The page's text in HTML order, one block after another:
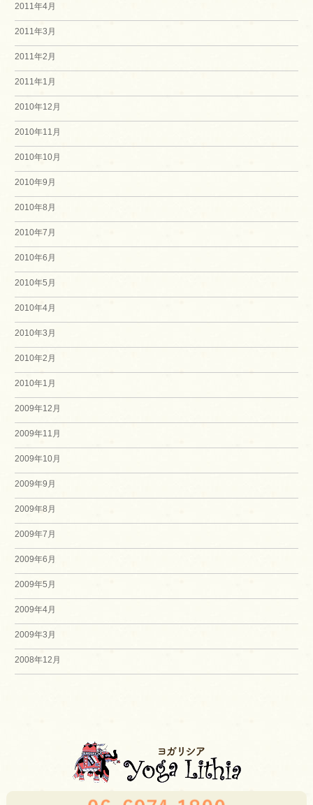
2011年4月
2011年3月
2011年2月
2011年1月
2010年12月
2010年11月
2010年10月
2010年9月
2010年8月
2010年7月
2010年6月
2010年5月
2010年4月
2010年3月
2010年2月
2010年1月
2009年12月
2009年11月
2009年10月
2009年9月
2009年8月
2009年7月
2009年6月
2009年5月
2009年4月
2009年3月
2008年12月